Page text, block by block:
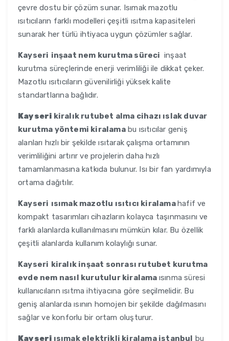
çevre dostu bir çözüm sunar. Isımak mazotlu
ısıtıcıların farklı modelleri çeşitli ısıtma kapasiteleri
sunarak her türlü ihtiyaca uygun çözümler sağlar.
Kayseri inşaat nem kurutma süreci inşaat
kurutma süreçlerinde enerji verimliliği ile dikkat çeker.
Mazotlu ısıtıcıların güvenilirliği yüksek kalite
standartlarına bağlıdır.
Kayseri kiralık rutubet alma cihazı ıslak duvar
kurutma yöntemi kiralamabu ısıtıcılar geniş
alanları hızlı bir şekilde ısıtarak çalışma ortamının
verimliliğini artırır ve projelerin daha hızlı
tamamlanmasına katkıda bulunur. Isı bir fan yardımıyla
ortama dağıtılır.
Kayseri ısımak mazotlu ısıtıcı kiralamahafif ve
kompakt tasarımları cihazların kolayca taşınmasını ve
farklı alanlarda kullanılmasını mümkün kılar. Bu özellik
çeşitli alanlarda kullanım kolaylığı sunar.
Kayseri kiralık inşaat sonrası rutubet kurutma
evde nem nasıl kurutulur kiralama ısınma süresi
kullanıcıların ısıtma ihtiyacına göre seçilmelidir. Bu
geniş alanlarda ısının homojen bir şekilde dağılmasını
sağlar ve konforlu bir ortam oluşturur.
Kayseri ısımak elektrikli kiralama istanbul bu